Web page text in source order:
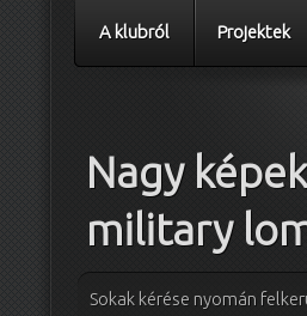
A klubról Projektek
Nagy
military
Sokak kérése nyomán